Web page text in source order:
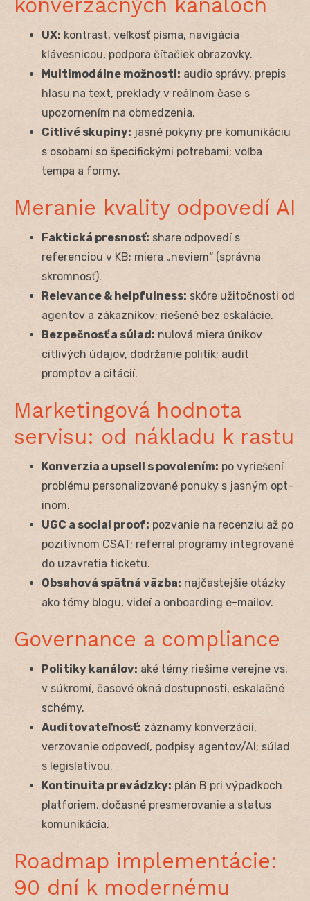
konverzačných kanáloch
UX: kontrast, veľkosť písma, navigácia
klávesnicou, podpora čítačiek obrazovky.
Multimodálne možnosti: audio správy, prepis
hlasu na text, preklady v reálnom čase s
upozornením na obmedzenia.
Citlivé skupiny: jasné pokyny pre komunikáciu
s osobami so špecifickými potrebami; voľba
tempa a formy.
Meranie kvality odpovedí AI
Faktická presnosť: share odpovedí s
referenciou v KB; miera „neviem“ (správna
skromnosť).
Relevance & helpfulness: skóre užitočnosti od
agentov a zákazníkov; riešené bez eskalácie.
Bezpečnosť a súlad: nulová miera únikov
citlivých údajov, dodržanie politík; audit
promptov a citácií.
Marketingová hodnota
servisu: od nákladu k rastu
Konverzia a upsell s povolením: po vyriešení
problému personalizované ponuky s jasným opt-
inom.
UGC a social proof: pozvanie na recenziu až po
pozitívnom CSAT; referral programy integrované
do uzavretia ticketu.
Obsahová spätná väzba: najčastejšie otázky
ako témy blogu, videí a onboarding e-mailov.
Governance a compliance
Politiky kanálov: aké témy riešime verejne vs.
v súkromí, časové okná dostupnosti, eskalačné
schémy.
Auditovateľnosť: záznamy konverzácií,
verzovanie odpovedí, podpisy agentov/AI; súlad
s legislatívou.
Kontinuita prevádzky: plán B pri výpadkoch
platforiem, dočasné presmerovanie a status
komunikácia.
Roadmap implementácie:
90 dní k modernému